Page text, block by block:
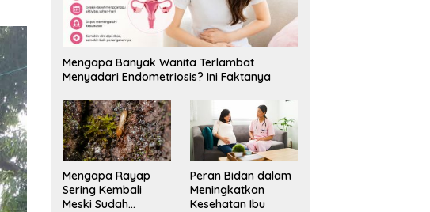
Mengapa Banyak Wanita Terlambat
Menyadari Endometriosis? Ini Faktanya
Mengapa Rayap
Sering Kembali
Meski Sudah
Peran Bidan dalam
Meningkatkan
Kesehatan Ibu